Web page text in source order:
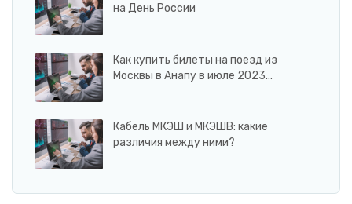
на День России
Как купить билеты на поезд из
Москвы в Анапу в июле 2023…
Кабель МКЭШ и МКЭШВ: какие
различия между ними?